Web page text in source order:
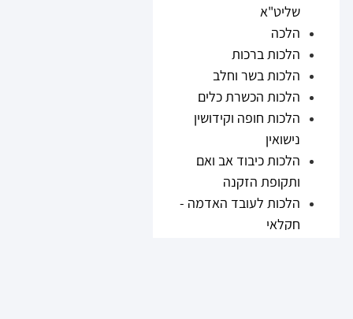
שליט"א
הלכה
הלכות ברכות
הלכות בשר וחלב
הלכות הכשרת כלים
הלכות חופה וקידושין
נישואין
הלכות כיבוד אב ואם
ותקופת הזקנה
הלכות לעובד האדמה -
חקלאי